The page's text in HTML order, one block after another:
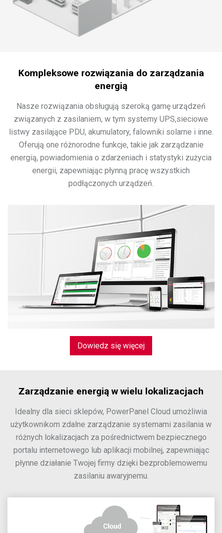
Kompleksowe rozwiązania do zarządzania
energią
Nasze rozwiązania obsługują szeroką gamę urządzeń
związanych z zasilaniem, w tym systemy UPS,sieciowe
listwy zasilające PDU, akumulatory, falowniki solarne i inne.
Oferują one różnorodne funkcje, takie jak zarządzanie
energią, powiadomienia o zdarzeniach i statystyki zużycia
energii, zapewniając płynną pracę wszystkich
podłączonych urządzeń.
Dowiedz się więcej
Zarządzanie energią w wielu lokalizacjach
Idealny dla sieci sklepów, PowerPanel Cloud umożliwia
użytkownikom zdalne zarządzanie systemami zasilania w
różnych lokalizacjach za pośrednictwem bezpiecznego
portalu internetowego lub aplikacji mobilnej, zapewniając
płynne działanie Twojej firmy dzięki bezproblemowemu
zasilaniu awaryjnemu.